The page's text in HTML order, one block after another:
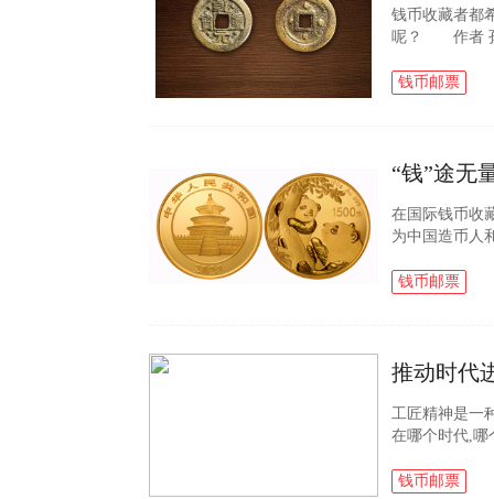
钱币收藏者都
呢？ 作者 孙
花低价买进稀
钱币邮票
“钱”途无
在国际钱币收
为中国造币人
绝伦的设计征
钱币邮票
推动时代
工匠精神是一
在哪个时代,哪
金银纪...
钱币邮票